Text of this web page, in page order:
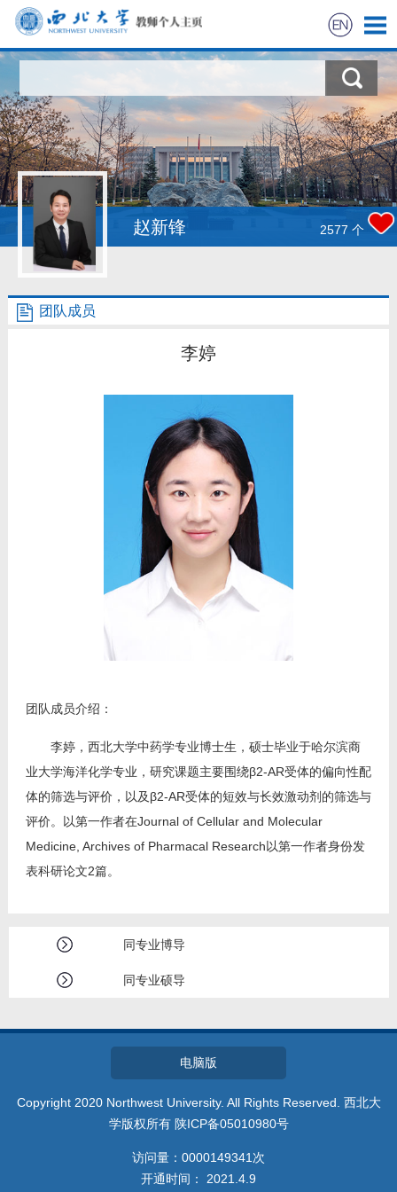
科学研究
教学研究
获奖信息
招生信息
学生信息
赵新锋 2577 个
团队成员
李婷
团队成员介绍：
李婷，西北大学中药学专业博士生，硕士毕业于哈尔滨商
业大学海洋化学专业，研究课题主要围绕β2-AR受体的偏向性配
体的筛选与评价，以及β2-AR受体的短效与长效激动剂的筛选与
评价。以第一作者在Journal of Cellular and Molecular
Medicine, Archives of Pharmacal Research以第一作者身份发
表科研论文2篇。
同专业博导
同专业硕导
电脑版
Copyright 2020 Northwest University. All Rights Reserved. 西北大
学版权所有 陕ICP备05010980号
访问量： 0000149341 次
开通时间： 2021 4 9